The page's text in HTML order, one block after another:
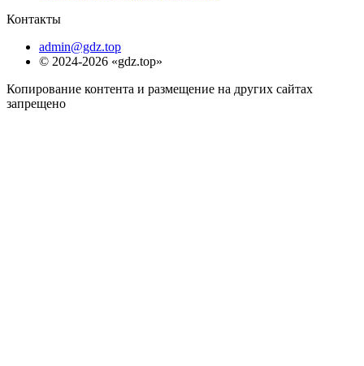
Контакты
admin@gdz.top
© 2024-2026 «gdz.top»
Копирование контента и размещение на других сайтах
запрещено